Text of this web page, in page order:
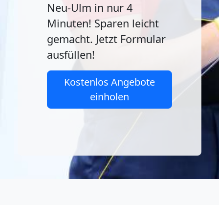
Neu-Ulm in nur 4
Minuten! Sparen leicht
gemacht. Jetzt Formular
ausfüllen!
Kostenlos Angebote
einholen